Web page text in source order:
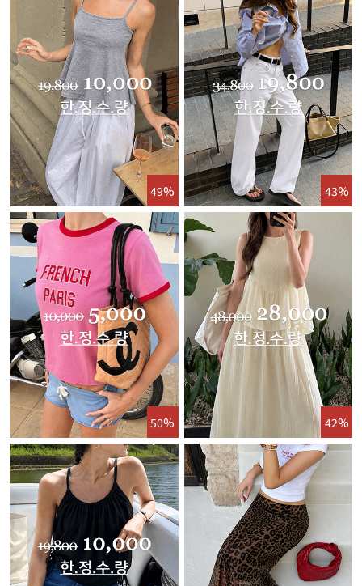
49% 43%
50% 42%